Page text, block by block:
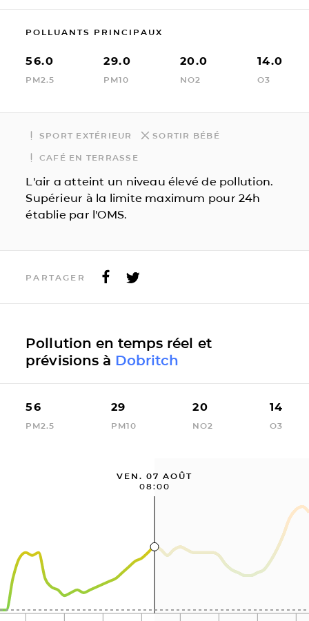
POLLUANTS PRINCIPAUX
56.0
PM2.5
29.0
PM10
20.0
NO2
14.0
O3
SPORT EXTÉRIEUR SORTIR BÉBÉ
CAFÉ EN TERRASSE
L'air a atteint un niveau élevé de pollution.
Supérieur à la limite maximum pour 24h
établie par l'OMS.
PARTAGER
Pollution en temps réel et
prévisions à Dobritch
56
PM2.5
29
PM10
20
NO2
14
O3
VEN. 07 AOÛT
08:00